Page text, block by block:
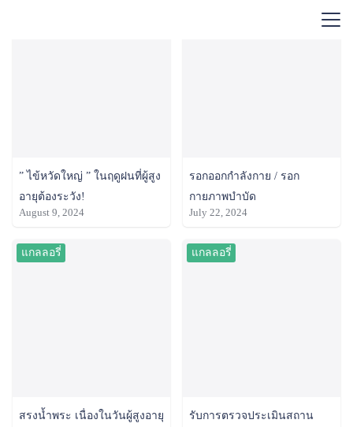
” ไข้หวัดใหญ่ ” ในฤดูฝนที่ผู้สูง
อายุต้องระวัง!
August 9, 2024
รอกออกกำลังกาย / รอก
กายภาพบำบัด
July 22, 2024
แกลลอรี่
สรงน้ำพระ เนื่องในวันผู้สูงอายุ
แกลลอรี่
รับการตรวจประเมินสถาน